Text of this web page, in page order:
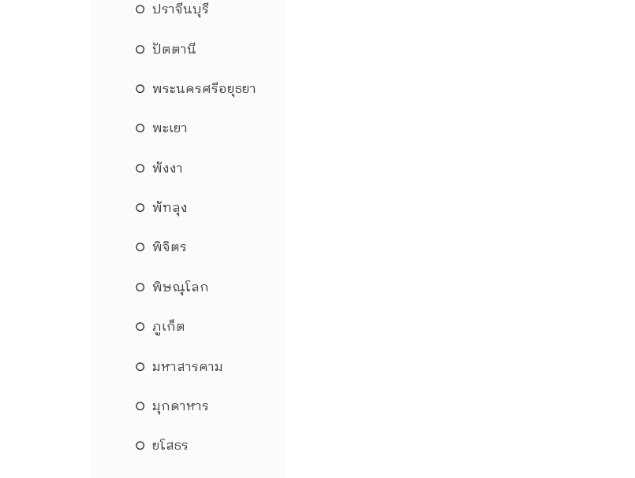
ปราจีนบุรี
ปัตตานี
พระนครศรีอยุธยา
พะเยา
พังงา
พัทลุง
พิจิตร
พิษณุโลก
ภูเก็ต
มหาสารคาม
มุกดาหาร
ยโสธร